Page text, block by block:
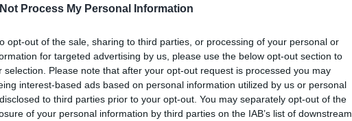
Process My Personal Information
opt-out of the sale, sharing to third parties, or processing of your personal or
for targeted advertising by us, please use the below opt-out section to
selection. Please note that after your opt-out request is processed you may
interest-based ads based on personal information utilized by us or personal
to third parties prior to your opt-out. You may separately opt-out of the
of your personal information by third parties on the IAB’s list of downstream